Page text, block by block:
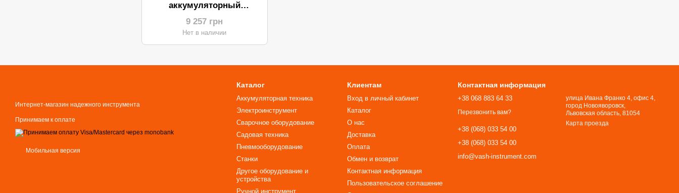
аккумуляторный
MILWAUKEE C12 PPC-0
(12В/каркас)
9 257 грн
Нет в наличии
Интернет-магазин надежного инструмента
Принимаем к оплате
Мобильная версия
Каталог
Аккумуляторная техника
Электроинструмент
Сварочное оборудование
Садовая техника
Пневмооборудование
Станки
Другое оборудование и
устройства
Ручной инструмент
Клиентам
Вход в личный кабинет
Каталог
О нас
Доставка
Оплата
Обмен и возврат
Контактная информация
Пользовательское соглашение
Контактная информация
+38 068 883 64 33
Перезвонить вам?
+38 (068) 033 54 00
+38 (068) 033 54 00
info@vash-instrument.com
улица Ивана Франко 4, офис 4,
город Новояворовск,
Львовская область, 81054​​​​​​​
Карта проезда